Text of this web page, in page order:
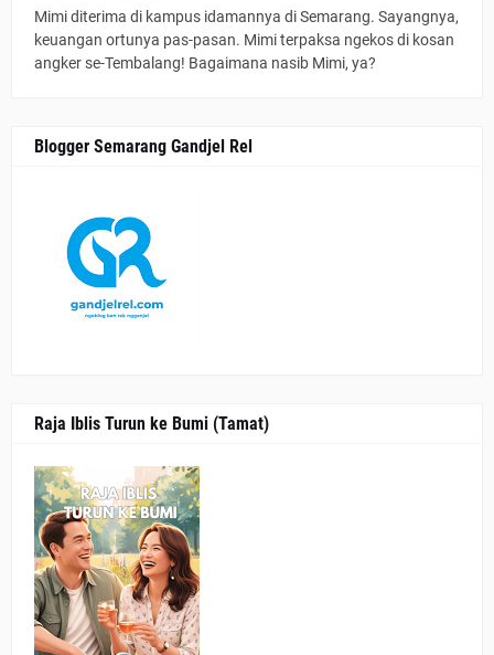
Mimi diterima di kampus idamannya di Semarang. Sayangnya,
keuangan ortunya pas-pasan. Mimi terpaksa ngekos di kosan
angker se-Tembalang! Bagaimana nasib Mimi, ya?
Blogger Semarang Gandjel Rel
Raja Iblis Turun ke Bumi (Tamat)